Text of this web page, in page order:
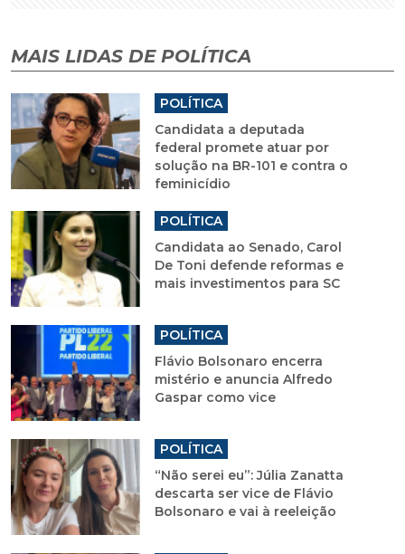
MAIS LIDAS DE POLÍTICA
POLÍTICA
Candidata a deputada
federal promete atuar por
solução na BR-101 e contra o
feminicídio
POLÍTICA
Candidata ao Senado, Carol
De Toni defende reformas e
mais investimentos para SC
POLÍTICA
Flávio Bolsonaro encerra
mistério e anuncia Alfredo
Gaspar como vice
POLÍTICA
“Não serei eu”: Júlia Zanatta
descarta ser vice de Flávio
Bolsonaro e vai à reeleição